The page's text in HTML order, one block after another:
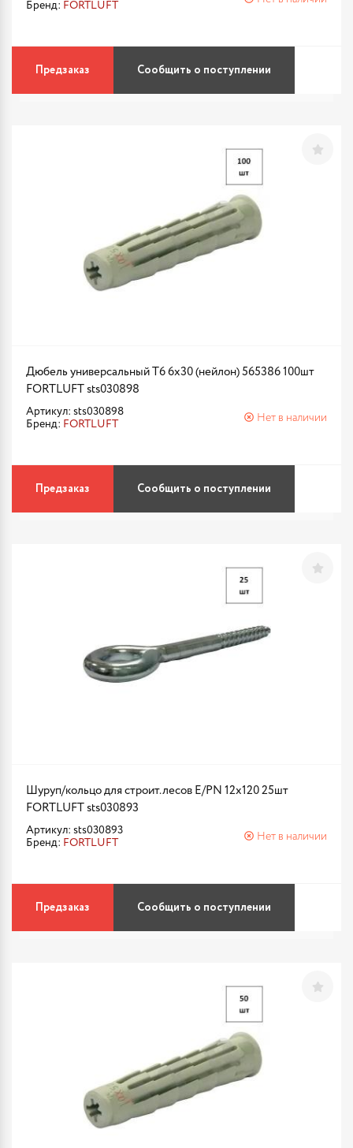
Бренд: FORTLUFT
Предзаказ Сообщить о поступлении
Дюбель универсальный Т6 6х30 (нейлон) 565386 100шт
FORTLUFT sts030898
Артикул: sts030898
Бренд: FORTLUFT
Нет в наличии
Предзаказ Сообщить о поступлении
Шуруп/кольцо для строит.лесов E/PN 12х120 25шт
FORTLUFT sts030893
Артикул: sts030893
Бренд: FORTLUFT
Нет в наличии
Предзаказ Сообщить о поступлении